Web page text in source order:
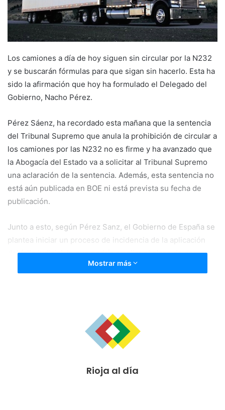
Los camiones a día de hoy siguen sin circular por la N232
y se buscarán fórmulas para que sigan sin hacerlo. Esta ha
sido la afirmación que hoy ha formulado el Delegado del
Gobierno, Nacho Pérez.
Pérez Sáenz, ha recordado esta mañana que la sentencia
del Tribunal Supremo que anula la prohibición de circular a
los camiones por las N232 no es firme y ha avanzado que
la Abogacía del Estado va a solicitar al Tribunal Supremo
una aclaración de la sentencia. Además, esta sentencia no
está aún publicada en BOE ni está prevista su fecha de
publicación.
Junto a esto, según Pérez Sanz, el Gobierno de España se
plantea iniciar un proceso de incidencia de la aplicación
del fallo judicial, lo que podría ampliar el plazo de dos
meses para la ejecución de la sentencia desde su
los medios: cumplir con la legalidad y ganar tiempo en
caso de que se anule todo para volver a ampararnos en la
legalidad para prohibir la circulación de los camiones de
Mostrar más
Rioja al día